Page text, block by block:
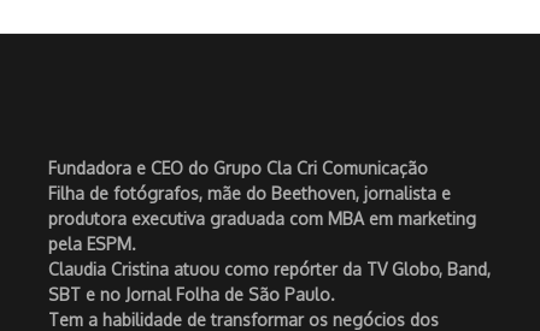
Fundadora e CEO do Grupo Cla Cri Comunicação
Filha de fotógrafos, mãe do Beethoven, jornalista e
produtora executiva graduada com MBA em marketing
pela ESPM.
Claudia Cristina atuou como repórter da TV Globo, Band,
SBT e no Jornal Folha de São Paulo.
Tem a habilidade de transformar os negócios dos